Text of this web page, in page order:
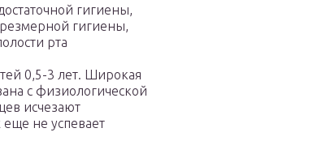
гигиены,
гигиены,
рта
0,5-3 лет. Широкая
с физиологической
исчезают
не успевает